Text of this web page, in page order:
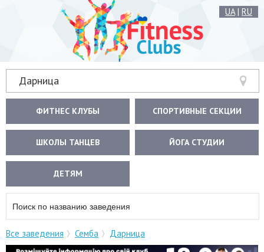
UA| RU
Дарница
ФИТНЕС КЛУБЫ СПОРТИВНЫЕ СЕКЦИИ
ШКОЛЫ ТАНЦЕВ ЙОГА СТУДИИ
ДЕТЯМ
Все заведения Семба Дарница